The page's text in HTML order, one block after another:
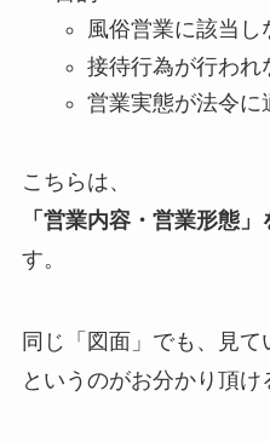
風俗営業に該当し
接待行為が行われ
営業実態が法令に
こちらは、
「営業内容・営業形態
す。
同じ「図面」でも、見
というのがお分かり頂け